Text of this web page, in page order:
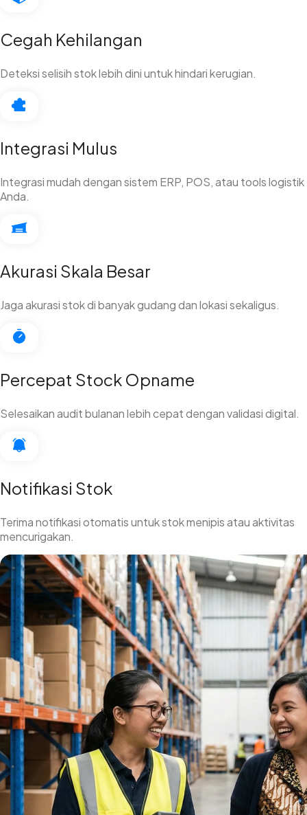
Cegah Kehilangan
Deteksi selisih stok lebih dini untuk hindari kerugian.
Integrasi Mulus
Integrasi mudah dengan sistem ERP, POS, atau tools logistik
Anda.
Akurasi Skala Besar
Jaga akurasi stok di banyak gudang dan lokasi sekaligus.
Percepat Stock Opname
Selesaikan audit bulanan lebih cepat dengan validasi digital.
Notifikasi Stok
Terima notifikasi otomatis untuk stok menipis atau aktivitas
mencurigakan.